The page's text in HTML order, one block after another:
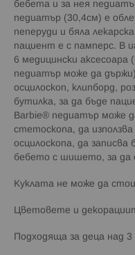
бебета и за нея
педиатър (30,4см) е
пеперуди и бяла
пациент е с памперс. В
6 медицински
педиатър може да
осцилоскоп, клипборд,
бутилка, за да бъде
Barbie® педиатър може
стетоскопа, да
осцилоскопа, да записва
бебето с шишето, за да
Куклата не може да
Цветовете и
Подходяща за деца над 3